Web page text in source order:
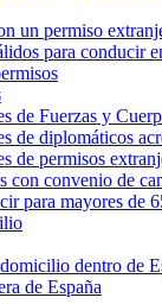
un permiso
para conducir
de Fuerzas y
de diplomáticos
de permisos
con convenio de
para mayores de
dentro de
de España